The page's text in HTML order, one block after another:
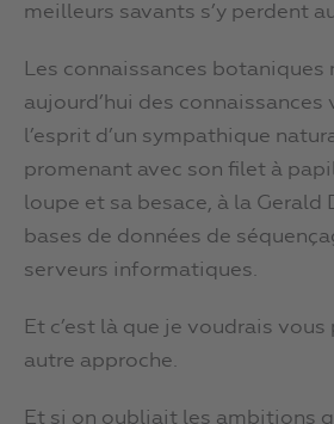
meilleurs savants s’y perdent
Les connaissances botaniques
aujourd’hui des connaissances
l’esprit d’un sympathique
promenant avec son filet à
loupe et sa besace, à la Gerald
bases de données de
serveurs informatiques.
Et c’est là que je voudrais
autre approche.
Et si on oubliait les ambitions